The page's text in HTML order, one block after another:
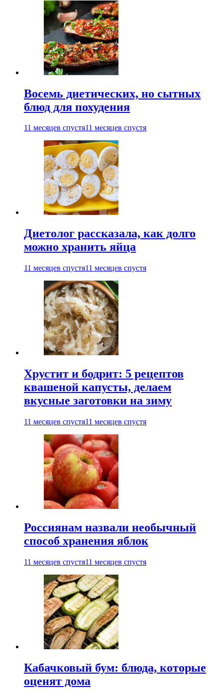
Восемь диетических, но сытных
блюд для похудения
11 месяцев спустя11 месяцев спустя
Диетолог рассказала, как долго
можно хранить яйца
11 месяцев спустя11 месяцев спустя
Хрустит и бодрит: 5 рецептов
квашеной капусты, делаем
вкусные заготовки на зиму
11 месяцев спустя11 месяцев спустя
Россиянам назвали необычный
способ хранения яблок
11 месяцев спустя11 месяцев спустя
Кабачковый бум: блюда, которые
оценят дома